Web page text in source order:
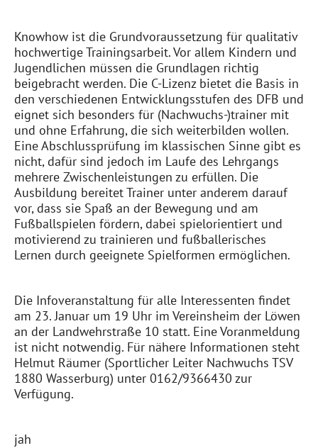
Knowhow ist die Grundvoraussetzung für qualitativ
hochwertige Trainingsarbeit. Vor allem Kindern und
Jugendlichen müssen die Grundlagen richtig
beigebracht werden. Die C-Lizenz bietet die Basis in
den verschiedenen Entwicklungsstufen des DFB und
eignet sich besonders für (Nachwuchs-)trainer mit
und ohne Erfahrung, die sich weiterbilden wollen.
Eine Abschlussprüfung im klassischen Sinne gibt es
nicht, dafür sind jedoch im Laufe des Lehrgangs
mehrere Zwischenleistungen zu erfüllen. Die
Ausbildung bereitet Trainer unter anderem darauf
vor, dass sie Spaß an der Bewegung und am
Fußballspielen fördern, dabei spielorientiert und
motivierend zu trainieren und fußballerisches
Lernen durch geeignete Spielformen ermöglichen.
Die Infoveranstaltung für alle Interessenten findet
am 23. Januar um 19 Uhr im Vereinsheim der Löwen
an der Landwehrstraße 10 statt. Eine Voranmeldung
ist nicht notwendig. Für nähere Informationen steht
Helmut Räumer (Sportlicher Leiter Nachwuchs TSV
1880 Wasserburg) unter 0162/9366430 zur
Verfügung.
jah